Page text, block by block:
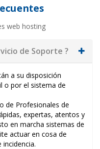
web hosting
de Soporte ?
a su disposición
o por el sistema de
de Profesionales de
expertas, atentos y
en marcha sistemas de
actuar en cosa de